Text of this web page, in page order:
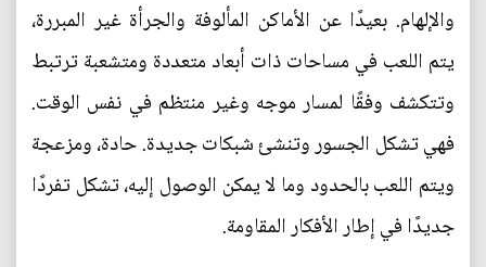
والإلهام. بعيدًا عن الأماكن المألوفة والجرأة غير المبررة،
يتم اللعب في مساحات ذات أبعاد متعددة ومتشعبة ترتبط
وتتكشف وفقًا لمسار موجه وغير منتظم في نفس الوقت.
فهي تشكل الجسور وتنشئ شبكات جديدة. حادة، ومزعجة
ويتم اللعب بالحدود وما لا يمكن الوصول إليه، تشكل تفردًا
جديدًا في إطار الأفكار المقاومة.